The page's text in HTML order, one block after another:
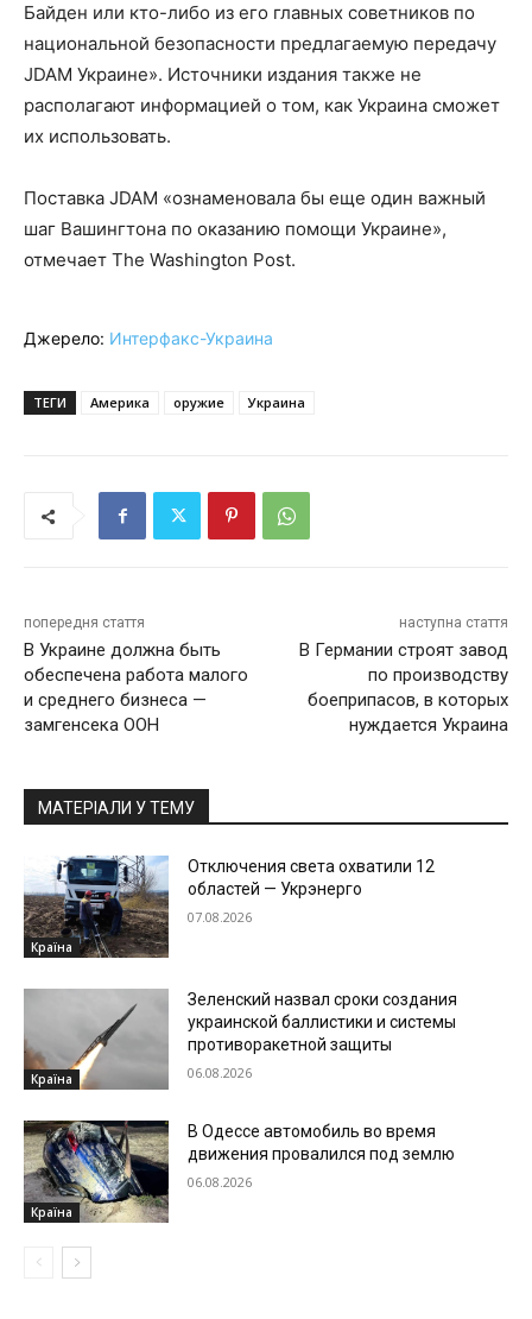
Байден или кто-либо из его главных советников по
национальной безопасности предлагаемую передачу
JDAM Украине». Источники издания также не
располагают информацией о том, как Украина сможет
их использовать.
Поставка JDAM «ознаменовала бы еще один важный
шаг Вашингтона по оказанию помощи Украине»,
отмечает The Washington Post.
Джерело: Интерфакс-Украина
ТЕГИ Америка оружие Украина
попередня стаття
В Украине должна быть
обеспечена работа малого
и среднего бизнеса —
замгенсека ООН
наступна стаття
В Германии строят завод
по производству
боеприпасов, в которых
нуждается Украина
МАТЕРІАЛИ У ТЕМУ
Країна
Отключения света охватили 12
областей — Укрэнерго
07.08.2026
Країна
Зеленский назвал сроки создания
украинской баллистики и системы
противоракетной защиты
06.08.2026
Країна
В Одессе автомобиль во время
движения провалился под землю
06.08.2026